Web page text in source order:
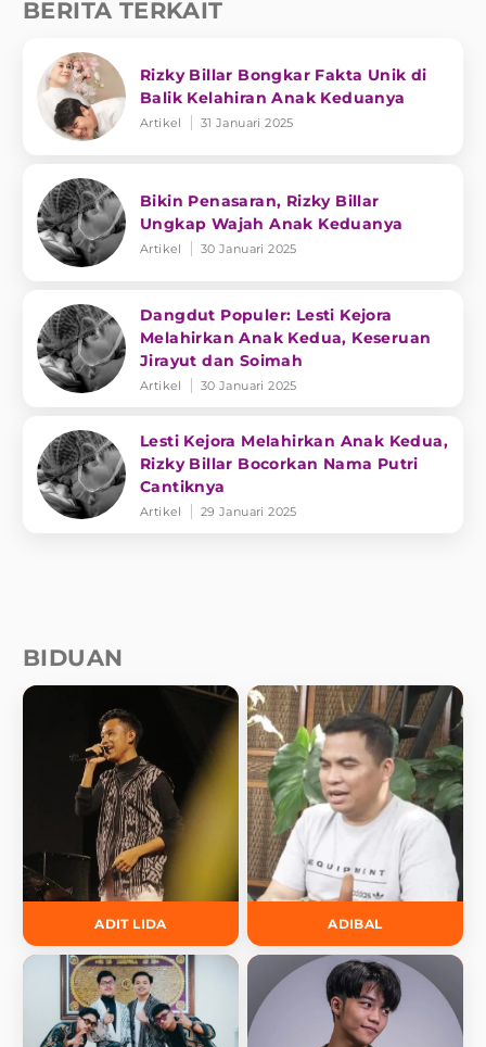
BERITA TERKAIT
Rizky Billar Bongkar Fakta Unik di
Balik Kelahiran Anak Keduanya
Artikel 31 Januari 2025
Bikin Penasaran, Rizky Billar
Ungkap Wajah Anak Keduanya
Artikel 30 Januari 2025
Dangdut Populer: Lesti Kejora
Melahirkan Anak Kedua, Keseruan
Jirayut dan Soimah
Artikel 30 Januari 2025
Lesti Kejora Melahirkan Anak Kedua,
Rizky Billar Bocorkan Nama Putri
Cantiknya
Artikel 29 Januari 2025
BIDUAN
ADIT LIDA ADIBAL